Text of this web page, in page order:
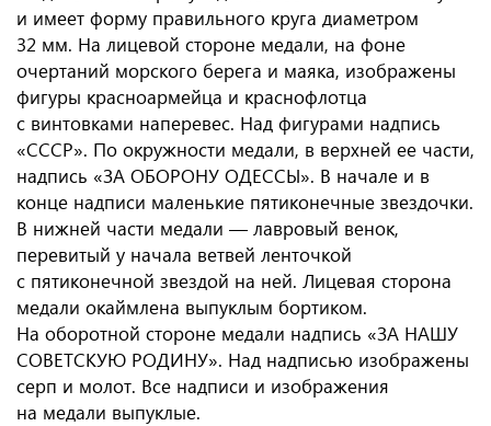
и имеет форму правильного круга диаметром
32 мм. На лицевой стороне медали, на фоне
очертаний морского берега и маяка, изображены
фигуры красноармейца и краснофлотца
с винтовками наперевес. Над фигурами надпись
«СССР». По окружности медали, в верхней ее части,
надпись «ЗА ОБОРОНУ ОДЕССЫ». В начале и в
конце надписи маленькие пятиконечные звездочки.
В нижней части медали — лавровый венок,
перевитый у начала ветвей ленточкой
с пятиконечной звездой на ней. Лицевая сторона
медали окаймлена выпуклым бортиком.
На оборотной стороне медали надпись «ЗА НАШУ
СОВЕТСКУЮ РОДИНУ». Над надписью изображены
серп и молот. Все надписи и изображения
на медали выпуклые.